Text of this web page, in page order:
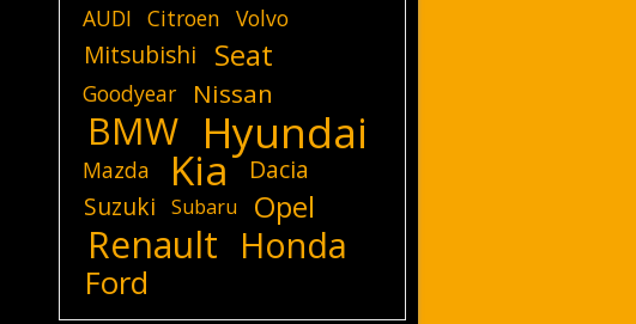
AUDI Citroen Volvo
Mitsubishi Seat
Goodyear Nissan
BMW Hyundai
Mazda Kia
Dacia
Suzuki
Subaru Opel
Renault Honda
Ford